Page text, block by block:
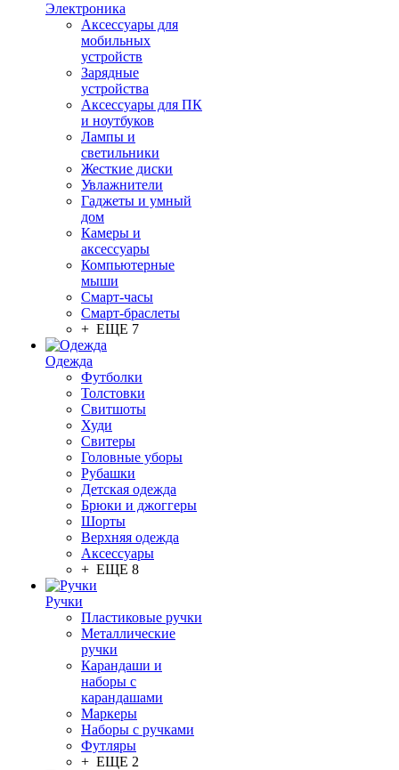
Электроника
Аксессуары для
мобильных
устройств
Зарядные
устройства
Аксессуары для ПК
и ноутбуков
Лампы и
светильники
Жесткие диски
Увлажнители
Гаджеты и умный
дом
Камеры и
аксессуары
Компьютерные
мыши
Смарт-часы
Смарт-браслеты
+ ЕЩЕ 7
Одежда
Футболки
Толстовки
Свитшоты
Худи
Свитеры
Головные уборы
Рубашки
Детская одежда
Брюки и джоггеры
Шорты
Верхняя одежда
Аксессуары
+ ЕЩЕ 8
Ручки
Пластиковые ручки
Металлические
ручки
Карандаши и
наборы с
карандашами
Маркеры
Наборы с ручками
Футляры
+ ЕЩЕ 2